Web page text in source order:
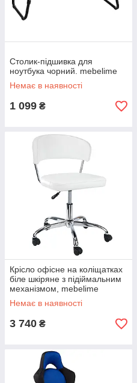
Столик-підшивка для
ноутбука чорний. mebelime
Немає в наявності
1 099 ₴
Крісло офісне на коліщатках
біле шкіряне з підіймальним
механізмом, mebelime
Немає в наявності
3 740 ₴